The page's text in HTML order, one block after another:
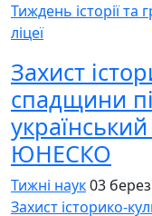
Тиждень історії та
ліцеї
Захист
спадщини
ЮНЕСКО
Тижні наук03
Захист історико-